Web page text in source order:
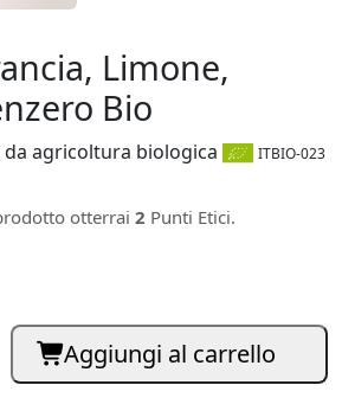
Limone,
Bio
agricoltura biologica ITBIO-023
otterrai 2 Punti Etici.
Aggiungi al carrello